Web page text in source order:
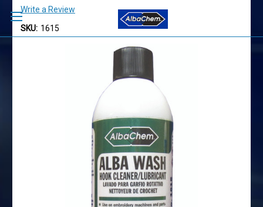
Write a Review
SKU: 1615